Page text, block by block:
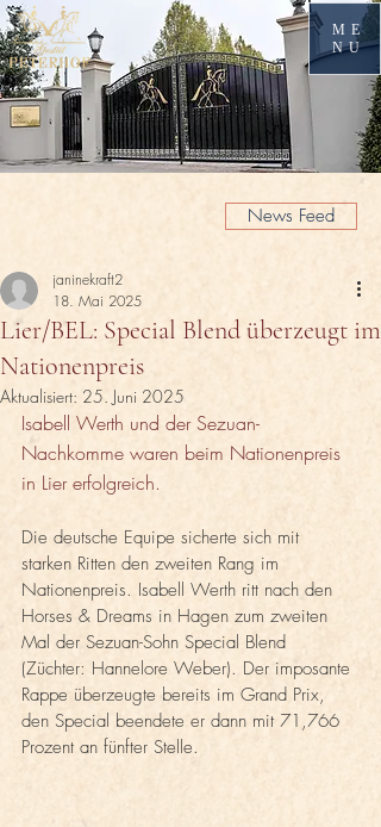
ME
NU
News Feed
Lier/BEL: Special Blend überzeugt im
Nationenpreis
janinekraft2
18. Mai 2025
Aktualisiert: 25. Juni 2025
Isabell Werth und der Sezuan-
Nachkomme waren beim Nationenpreis
in Lier erfolgreich.
Die deutsche Equipe sicherte sich mit
starken Ritten den zweiten Rang im
Nationenpreis. Isabell Werth ritt nach den
Horses & Dreams in Hagen zum zweiten
Mal der Sezuan-Sohn Special Blend
(Züchter: Hannelore Weber). Der imposante
Rappe überzeugte bereits im Grand Prix,
den Special beendete er dann mit 71,766
Prozent an fünfter Stelle.